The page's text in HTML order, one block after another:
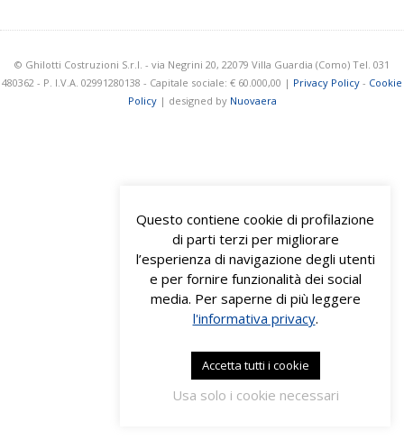
© Ghilotti Costruzioni S.r.l. - via Negrini 20, 22079 Villa Guardia (Como) Tel. 031
480362 - P. I.V.A. 02991280138 - Capitale sociale: € 60.000,00 | Privacy Policy - Cookie
Policy| designed by Nuovaera
Questo contiene cookie di profilazione
di parti terzi per migliorare
l’esperienza di navigazione degli utenti
e per fornire funzionalità dei social
media. Per saperne di più leggere
l'informativa privacy.
Accetta tutti i cookie
Usa solo i cookie necessari